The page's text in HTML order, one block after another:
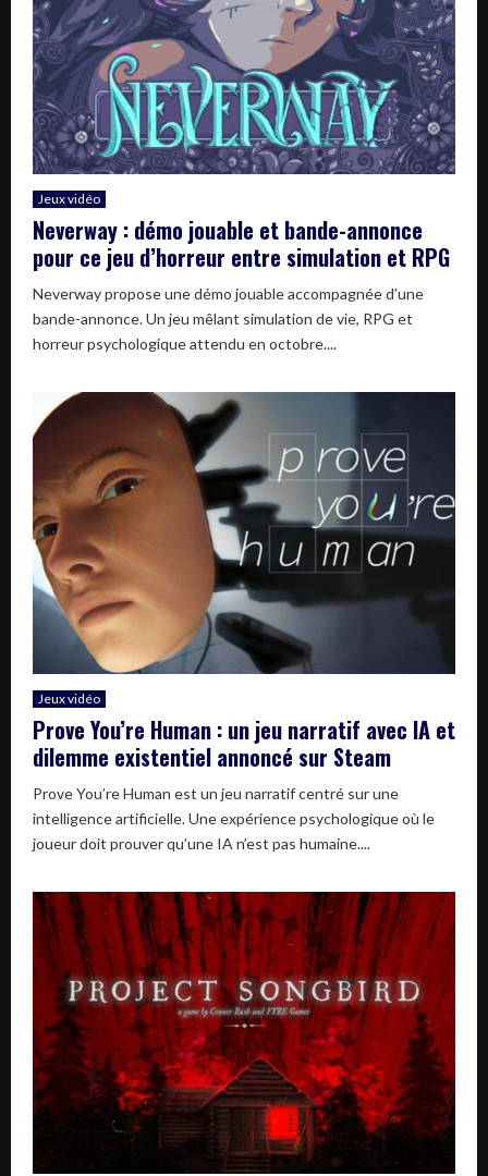
Jeux vidéo
Neverway : démo jouable et bande-annonce
pour ce jeu d’horreur entre simulation et RPG
Neverway propose une démo jouable accompagnée d’une
bande-annonce. Un jeu mêlant simulation de vie, RPG et
horreur psychologique attendu en octobre....
Jeux vidéo
Prove You’re Human : un jeu narratif avec IA et
dilemme existentiel annoncé sur Steam
Prove You’re Human est un jeu narratif centré sur une
intelligence artificielle. Une expérience psychologique où le
joueur doit prouver qu’une IA n’est pas humaine....